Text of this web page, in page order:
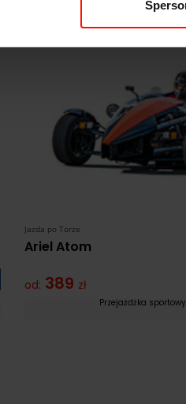
Jazda po Torze
Ariel Atom
od: 389 zł
Przejażdżka